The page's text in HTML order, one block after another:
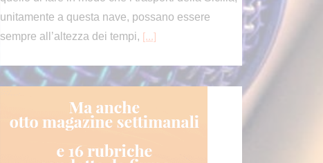
unitamente a questa nave, possano essere
sempre all’altezza dei tempi, [...]